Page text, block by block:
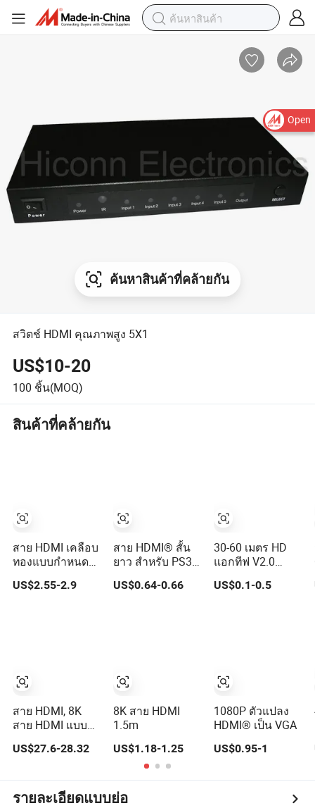
Open
ค้นหาสินค้าที่คล้ายกัน
สวิตช์ HDMI คุณภาพสูง 5X1
US$10-20
100 ชิ้น(MOQ)
สินค้าที่คล้ายกัน
สาย HDMI เคลือบ
ทองแบบกำหนด
เองความละเอียด
สูง 4K, 8K, 60Hz,
US$2.55-2.9
สาย HDMI, 8K
สาย HDMI แบบ
US$27.6-28.32
สาย HDMI® สั้น
ยาว สำหรับ PS3
PS 4 จอภาพ 4K
US$0.64-0.66
8K สาย HDMI
1.5m
US$1.18-1.25
30-60 เมตร HD
แอกทีฟ V2.0
4Kx2K สาย HDMI
US$0.1-0.5
1080P ตัวแปลง
HDMI® เป็น VGA
US$0.95-1
รายละเอียดแบบย่อ